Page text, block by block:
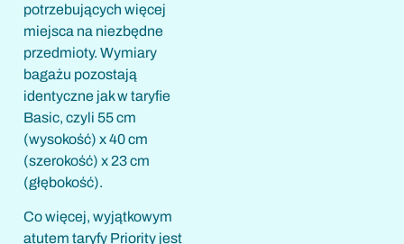
potrzebujących więcej
miejsca na niezbędne
przedmioty. Wymiary
bagażu pozostają
identyczne jak w taryfie
Basic, czyli 55 cm
(wysokość) x 40 cm
(szerokość) x 23 cm
(głębokość).
Co więcej, wyjątkowym
atutem taryfy Priority jest